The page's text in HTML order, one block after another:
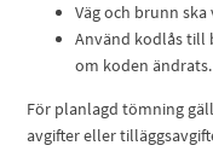
Väg och brunn
Använd kodlås till
om koden ändrats.
För planlagd tömning
avgifter eller